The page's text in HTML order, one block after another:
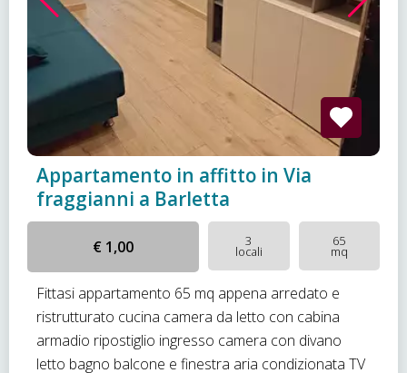
Appartamento in affitto in Via
fraggianni a Barletta
€ 1,00 3
locali
65
mq
Fittasi appartamento 65 mq appena arredato e
ristrutturato cucina camera da letto con cabina
armadio ripostiglio ingresso camera con divano
letto bagno balcone e finestra aria condizionata TV